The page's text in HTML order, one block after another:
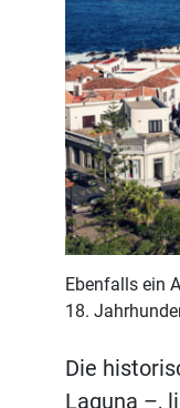
Ebenfalls ein
18.
Die
Laguna –,